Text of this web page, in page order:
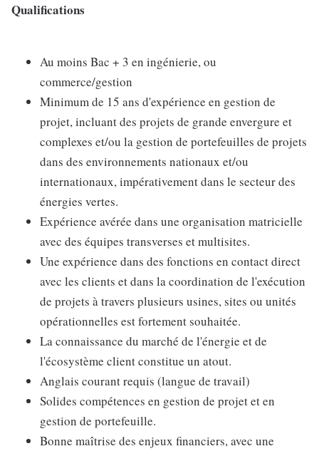
Qualifications
Au moins Bac + 3 en ingénierie, ou
commerce/gestion
Minimum de 15 ans d'expérience en gestion de
projet, incluant des projets de grande envergure et
complexes et/ou la gestion de portefeuilles de projets
dans des environnements nationaux et/ou
internationaux, impérativement dans le secteur des
énergies vertes.
Expérience avérée dans une organisation matricielle
avec des équipes transverses et multisites.
Une expérience dans des fonctions en contact direct
avec les clients et dans la coordination de l'exécution
de projets à travers plusieurs usines, sites ou unités
opérationnelles est fortement souhaitée.
La connaissance du marché de l'énergie et de
l'écosystème client constitue un atout.
Anglais courant requis (langue de travail)
Solides compétences en gestion de projet et en
gestion de portefeuille.
Bonne maîtrise des enjeux financiers, avec une